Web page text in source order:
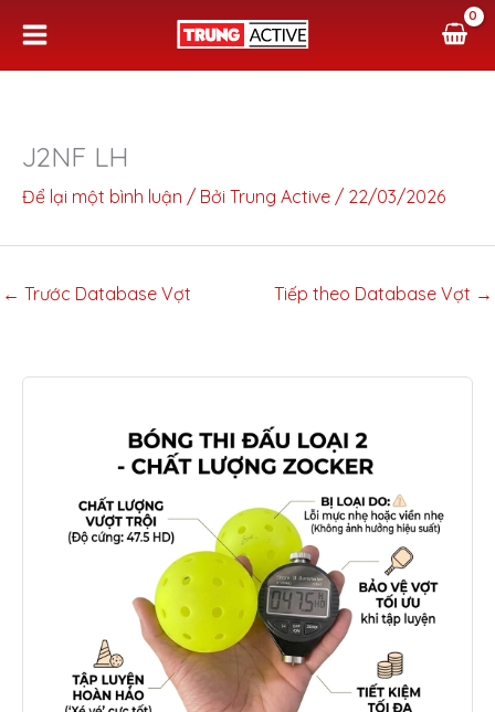
nội
J2NF LH
Để lại một bình luận / Bởi Trung Active / 22/03/2026
← Trước Database Vợt Tiếp theo Database Vợt →